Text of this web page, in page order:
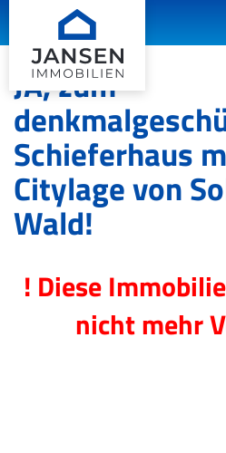
JA, zum
Schieferhaus
Citylage von
Wald!
! Diese
nicht mehr